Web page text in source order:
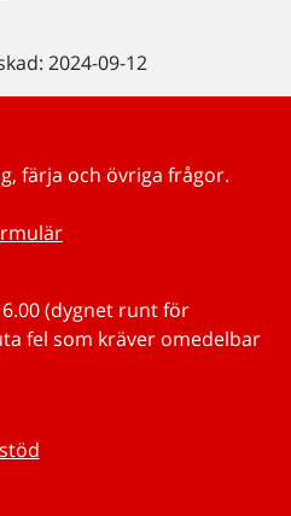
2024-09-12
färja och övriga frågor.
(dygnet runt för
fel som kräver omedelbar